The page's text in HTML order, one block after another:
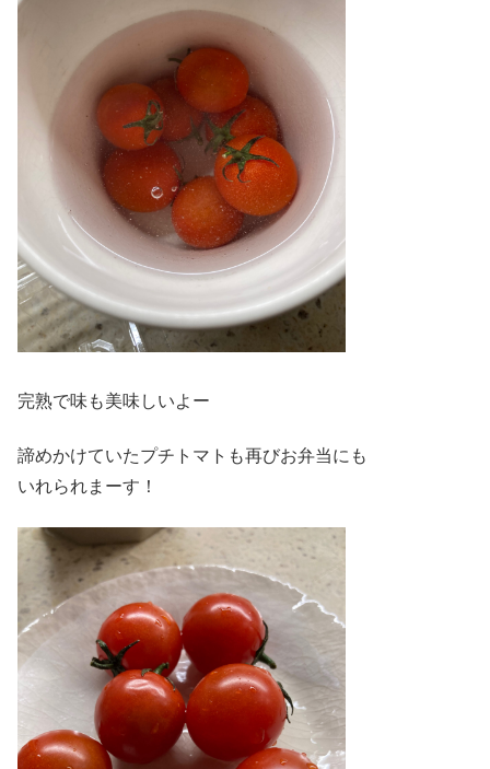
完熟で味も美味しいよー
諦めかけていたプチトマトも再びお弁当にも
いれられまーす！